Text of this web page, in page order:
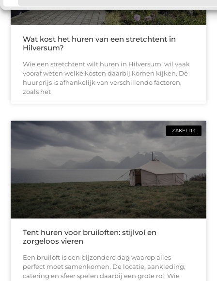
Wat kost het huren van een stretchtent in
Hilversum?
Wie een stretchtent wilt huren in Hilversum, wil vaak
vooraf weten welke kosten daarbij komen kijken. De
huurprijs is afhankelijk van verschillende factoren,
zoals het
ZAKELIJK
Tent huren voor bruiloften: stijlvol en
zorgeloos vieren
Een bruiloft is een bijzondere dag waarop alles
perfect moet samenkomen. De locatie, aankleding,
catering en sfeer spelen daarbij een grote rol. Wie